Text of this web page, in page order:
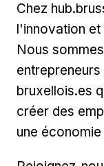
Chez
l'innovation
Nous
bruxellois.es
créer des
une économie